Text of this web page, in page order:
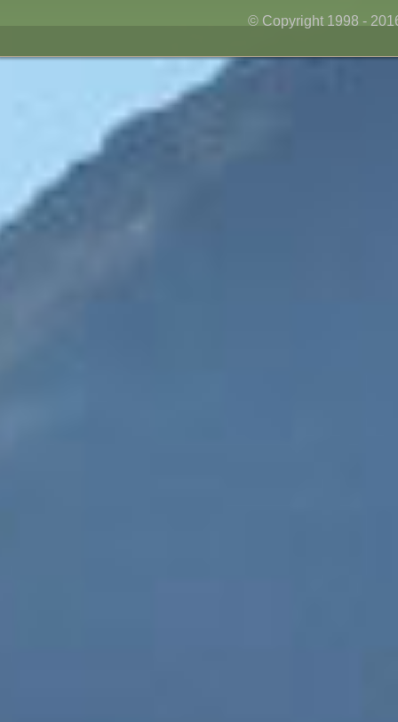
© Copyright 1998 -